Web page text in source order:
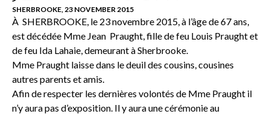
SHERBROOKE, 23 NOVEMBER 2015
À SHERBROOKE, le 23 novembre 2015, à l’âge de 67 ans,
est décédée Mme Jean Praught, fille de feu Louis Praught et
de feu Ida Lahaie, demeurant à Sherbrooke.
Mme Praught laisse dans le deuil des cousins, cousines
autres parents et amis.
Afin de respecter les dernières volontés de Mme Praught il
n’y aura pas d’exposition. Il y aura une cérémonie au